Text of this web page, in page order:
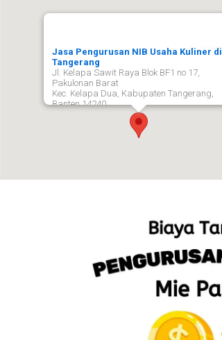
Jasa Pengurusan NIB Usaha Kuliner di
Tangerang
Jl. Kelapa Sawit Raya Blok BF1 no 17,
Pakulonan Barat
Kec. Kelapa Dua, Kabupaten Tangerang,
Banten 14240,